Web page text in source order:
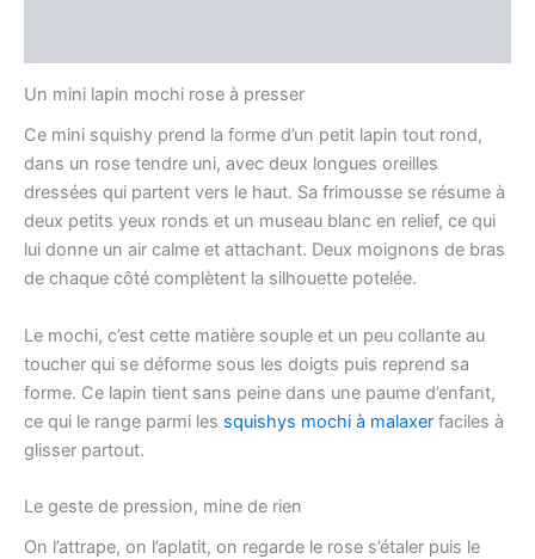
Un mini lapin mochi rose à presser
Ce mini squishy prend la forme d’un petit lapin tout rond,
dans un rose tendre uni, avec deux longues oreilles
dressées qui partent vers le haut. Sa frimousse se résume à
deux petits yeux ronds et un museau blanc en relief, ce qui
lui donne un air calme et attachant. Deux moignons de bras
de chaque côté complètent la silhouette potelée.
Le mochi, c’est cette matière souple et un peu collante au
toucher qui se déforme sous les doigts puis reprend sa
forme. Ce lapin tient sans peine dans une paume d’enfant,
ce qui le range parmi les squishys mochi à malaxer faciles à
glisser partout.
Le geste de pression, mine de rien
On l’attrape, on l’aplatit, on regarde le rose s’étaler puis le